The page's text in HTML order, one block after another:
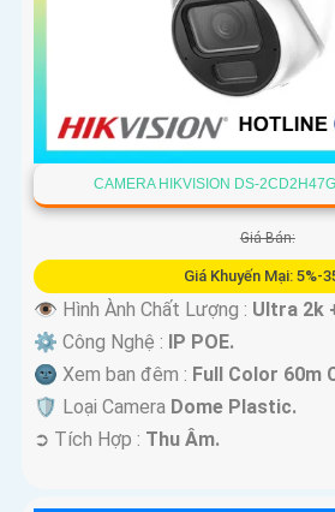
CAMERA HIKVISION DS-
Giá Bán:
Giá Khuyến Mại: 5%-
👁 Hình Ành Chất Lượng : Ultra 2k
⚙ Công Nghệ : IP POE.
🌚 Xem ban đêm : Full Color 60m
🛡 Loại Camera Dome Plastic.
️➲ Tích Hợp : Thu Âm.